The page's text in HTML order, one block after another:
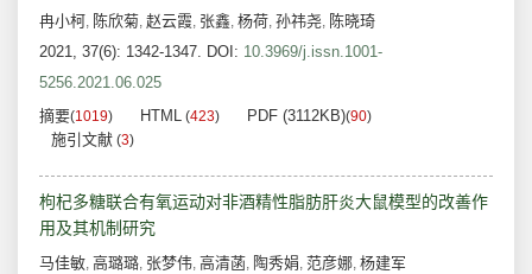
冉小柯, 陈欣菊, 赵云霞, 张鑫, 杨荷, 孙祎尧, 陈晓琦
2021, 37(6): 1342-1347. DOI: 10.3969/j.issn.1001-
5256.2021.06.025
摘要(1019) HTML (423) PDF (3112KB)(90)
施引文献 (3)
枸杞多糖联合有氧运动对非酒精性脂肪肝炎大鼠模型的改善作
用及其机制研究
马佳敏, 高璐璐, 张梦伟, 高清菡, 陶秀娟, 范彦娜, 杨建军